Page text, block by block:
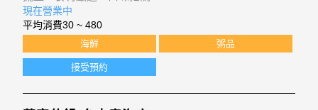
現在營業中
平均消費30 ~ 480
海鮮 粥品
接受預約